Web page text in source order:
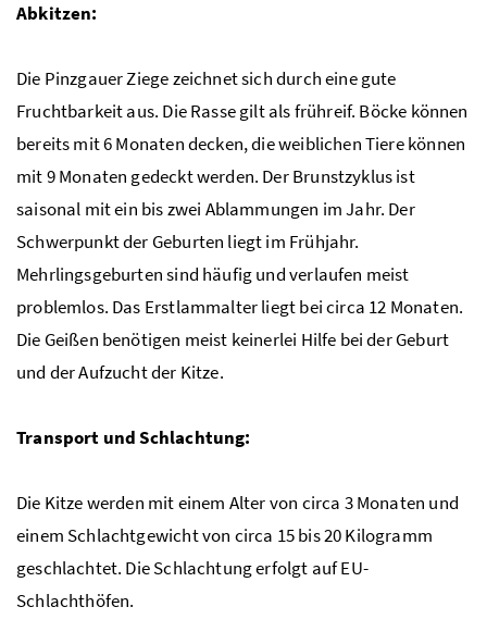
Abkitzen:
Die Pinzgauer Ziege zeichnet sich durch eine gute
Fruchtbarkeit aus. Die Rasse gilt als frühreif. Böcke können
bereits mit 6 Monaten decken, die weiblichen Tiere können
mit 9 Monaten gedeckt werden. Der Brunstzyklus ist
saisonal mit ein bis zwei Ablammungen im Jahr. Der
Schwerpunkt der Geburten liegt im Frühjahr.
Mehrlingsgeburten sind häufig und verlaufen meist
problemlos. Das Erstlammalter liegt bei circa 12 Monaten.
Die Geißen benötigen meist keinerlei Hilfe bei der Geburt
und der Aufzucht der Kitze.
Transport und Schlachtung:
Die Kitze werden mit einem Alter von circa 3 Monaten und
einem Schlachtgewicht von circa 15 bis 20 Kilogramm
geschlachtet. Die Schlachtung erfolgt auf EU-
Schlachthöfen.